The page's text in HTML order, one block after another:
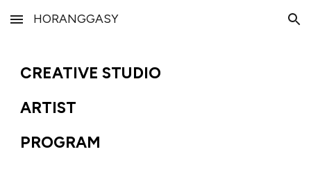
Skip to main content Skip to navigation
HORANGGASY
CREATIVE STUDIO
ARTIST
PROGRAM